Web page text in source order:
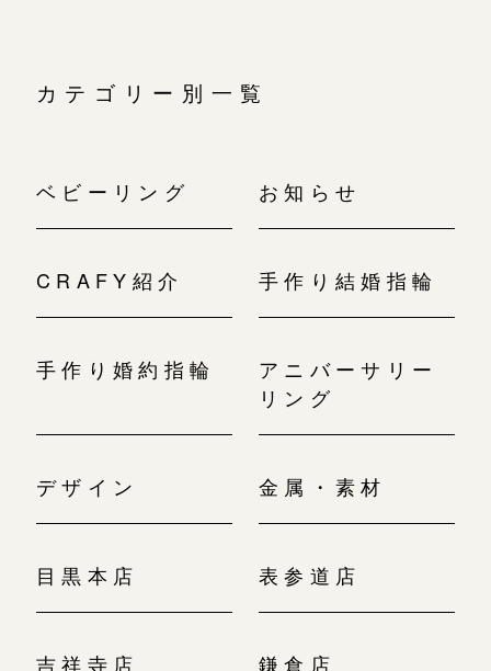
カテゴリー別一覧
ベビーリング お知らせ
CRAFY紹介 手作り結婚指輪
手作り婚約指輪
アニバーサリー
リング
デザイン 金属・素材
目黒本店 表参道店
吉祥寺店 鎌倉店